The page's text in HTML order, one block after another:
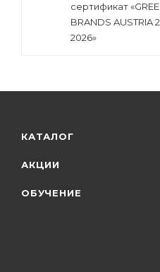
сертификат
BRANDS AUSTRIA
2026»
КАТАЛОГ
АКЦИИ
ОБУЧЕНИЕ